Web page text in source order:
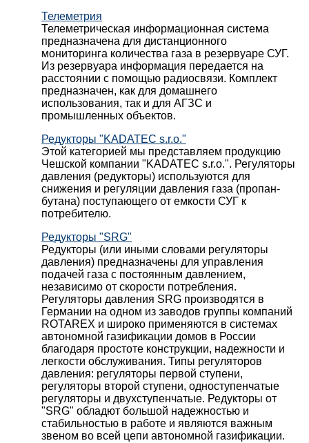
Телеметрия
Телеметрическая информационная система
предназначена для дистанционного
мониторинга количества газа в резервуаре СУГ.
Из резервуара информация передается на
расстоянии с помощью радиосвязи. Комплект
предназначен, как для домашнего
использования, так и для АГЗС и
промышленных объектов.
Редукторы "KADATEC s.r.o."
Этой категорией мы представляем продукцию
Чешской компании "KADATEC s.r.o.". Регуляторы
давления (редукторы) используются для
снижения и регуляции давления газа (пропан-
бутана) поступающего от емкости СУГ к
потребителю.
Редукторы "SRG"
Редукторы (или иными словами регуляторы
давления) предназначены для управления
подачей газа с постоянным давлением,
независимо от скорости потребления.
Регуляторы давления SRG производятся в
Германии на одном из заводов группы компаний
ROTAREX и широко применяются в системах
автономной газификации домов в России
благодаря простоте конструкции, надежности и
легкости обслуживания. Типы регуляторов
давления: регуляторы первой ступени,
регуляторы второй ступени, одноступенчатые
регуляторы и двухступенчатые. Редукторы от
"SRG" обладют большой надежностью и
стабильностью в работе и являются важным
звеном во всей цепи автономной газификации.